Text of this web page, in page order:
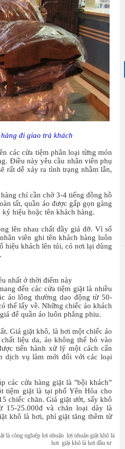
đi giao trả khách
các cửa tiệm phân loại từng món
Điều này yêu cầu nhân viên phụ
rất dễ xảy ra tình trạng nhầm lẫn,
chỉ cần chờ 3-4 tiếng đồng hồ
tất, quần áo được gấp gọn gàng
hiệu hoặc tên khách hàng.
lên nhau chất đầy giá đỡ. Vì số
viên ghi tên khách hàng luôn
hiệu khách lên túi, có nơi lại dùng
nhất ở thời điểm này
đến các cửa tiệm giặt là nhiều
áo lông thường dao động từ 50-
thể lấy về. Những chiếc áo khách
để quần áo luôn phẳng phiu.
Giá giặt khô, là hơi một chiếc áo
liệu da, áo không thể bỏ vào
tiến hành xử lý một cách cẩn
dịch vụ làm mới đối với các loại
các cửa hàng giặt là "bội khách”
tiệm giặt là tại phố Yên Hòa cho
chiếc chăn. Giá giặt ướt, sấy khô
15-25.000đ và chăn loại dày là
khô là hơi, phí giặt tăng thêm từ
là công nghiệp lơi nhuận lợi nhuận giặt khô là
hơi giặt khô là hơi đầu tư